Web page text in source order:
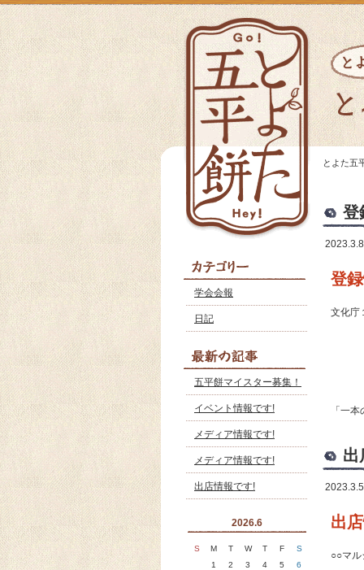
学会会報
日記
五平餅マイスター募集！
イベント情報です!
メディア情報です!
メディア情報です!
出店情報です!
2026.6
S M T W T F
S
1
2 3 4 5
6
とよた五
登
2023.3.8
登
文化庁
「一
出
2023.3.5
出
○○マル